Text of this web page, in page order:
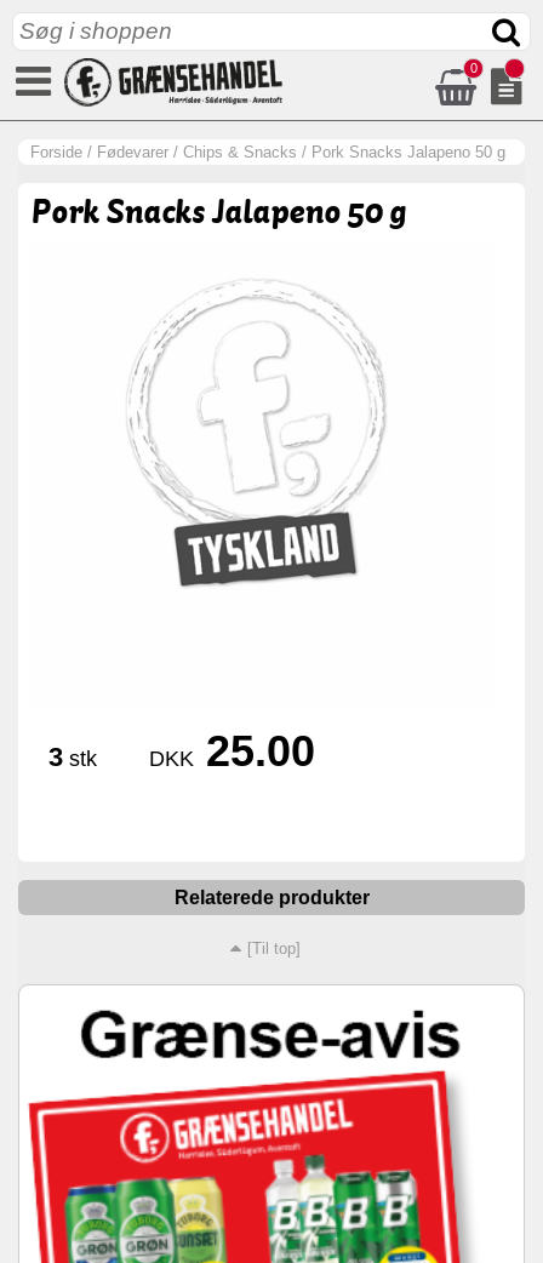
0
Forside / Fødevarer / Chips & Snacks / Pork Snacks Jalapeno 50 g
Pork Snacks Jalapeno 50 g
3 stk DKK 25.00
Relaterede produkter
[Til top]